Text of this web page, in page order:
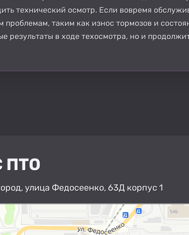
технический осмотр. Если вовремя
таким как износ тормозов и
результаты в ходе техосмотра, но и
ПТО
улица Федосеенко, 63Д корпус 1
Новгород
Федосеенко, 63Дк1 — Яндекс Карты